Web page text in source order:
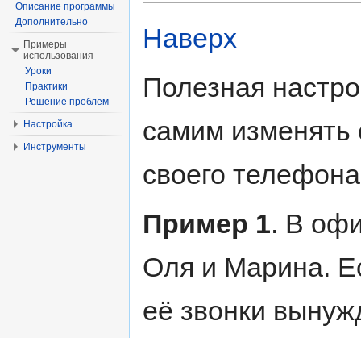
Наверх
Полезная
самим изменять
своего
Пример 1. В
Оля и Марина.
её звонки
Описание программы
Дополнительно
Примеры
использования
Уроки
Практики
Решение проблем
Настройка
Инструменты